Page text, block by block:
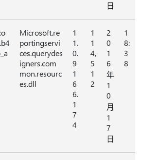
日
Microsoft.re
portingservi
ces.querydes
igners.com
mon.resourc
es.dll
1
1.
0.
9
1
6
6.
1
7
4
1
1
4,
5
1
2
2
0
1
6
年
1
0
月
1
7
日
1
8:
3
8